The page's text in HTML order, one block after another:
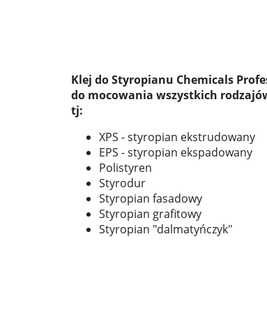
Klej do Styropianu Chemicals
do mocowania wszystkich
tj:
XPS - styropian ekstrudowany
EPS - styropian ekspadowany
Polistyren
Styrodur
Styropian fasadowy
Styropian grafitowy
Styropian "dalmatyńczyk"